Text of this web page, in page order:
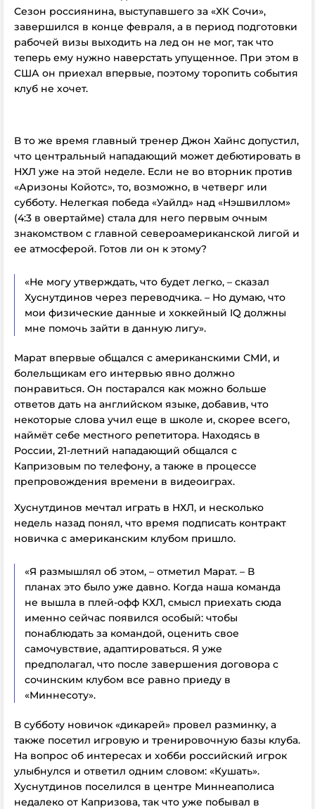
Сезон россиянина, выступавшего за «ХК Сочи»,
завершился в конце февраля, а в период подготовки
рабочей визы выходить на лед он не мог, так что
теперь ему нужно наверстать упущенное. При этом в
США он приехал впервые, поэтому торопить события
клуб не хочет.
В то же время главный тренер Джон Хайнс допустил,
что центральный нападающий может дебютировать в
НХЛ уже на этой неделе. Если не во вторник против
«Аризоны Койотс», то, возможно, в четверг или
субботу. Нелегкая победа «Уайлд» над «Нэшвиллом»
(4:3 в овертайме) стала для него первым очным
знакомством с главной североамериканской лигой и
ее атмосферой. Готов ли он к этому?
«Не могу утверждать, что будет легко, – сказал
Хуснутдинов через переводчика. – Но думаю, что
мои физические данные и хоккейный IQ должны
мне помочь зайти в данную лигу».
Марат впервые общался с американскими СМИ, и
болельщикам его интервью явно должно
понравиться. Он постарался как можно больше
ответов дать на английском языке, добавив, что
некоторые слова учил еще в школе и, скорее всего,
наймёт себе местного репетитора. Находясь в
России, 21-летний нападающий общался с
Капризовым по телефону, а также в процессе
препровождения времени в видеоиграх.
Хуснутдинов мечтал играть в НХЛ, и несколько
недель назад понял, что время подписать контракт
новичка с американским клубом пришло.
«Я размышлял об этом, – отметил Марат. – В
планах это было уже давно. Когда наша команда
не вышла в плей-офф КХЛ, смысл приехать сюда
именно сейчас появился особый: чтобы
понаблюдать за командой, оценить свое
самочувствие, адаптироваться. Я уже
предполагал, что после завершения договора с
сочинским клубом все равно приеду в
«Миннесоту».
В субботу новичок «дикарей» провел разминку, а
также посетил игровую и тренировочную базы клуба.
На вопрос об интересах и хобби российский игрок
улыбнулся и ответил одним словом: «Кушать».
Хуснутдинов поселился в центре Миннеаполиса
недалеко от Капризова, так что уже побывал в